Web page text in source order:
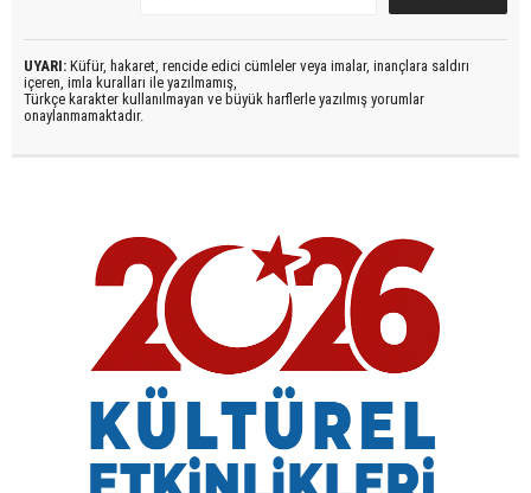
UYARI: Küfür, hakaret, rencide edici cümleler veya imalar, inançlara saldırı
içeren, imla kuralları ile yazılmamış,
Türkçe karakter kullanılmayan ve büyük harflerle yazılmış yorumlar
onaylanmamaktadır.